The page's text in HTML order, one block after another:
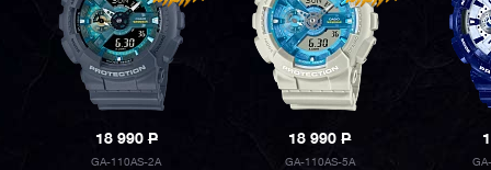
18 990P
GA-110AS-2A
18 990P
GA-110AS-5A